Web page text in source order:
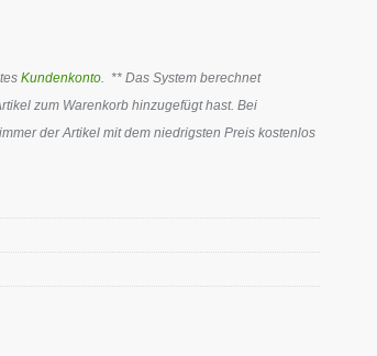
Kundenkonto . ** Das System berechnet
zum Warenkorb hinzugefügt hast. Bei
der Artikel mit dem niedrigsten Preis kostenlos